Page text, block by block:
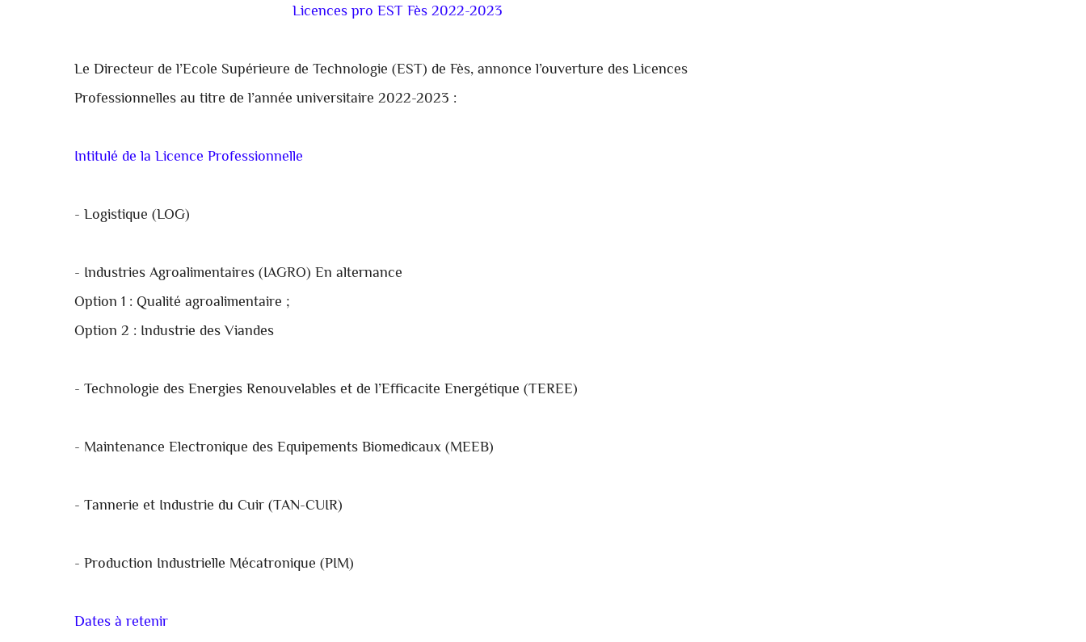
Licences pro EST Fès 2022-2023
Le Directeur de l’Ecole Supérieure de Technologie (EST) de Fès, annonce l’ouverture des Licences
Professionnelles au titre de l’année universitaire 2022-2023 :
Intitulé de la Licence Professionnelle
- Logistique (LOG)
- Industries Agroalimentaires (IAGRO) En alternance
Option 1 : Qualité agroalimentaire ;
Option 2 : Industrie des Viandes
- Technologie des Energies Renouvelables et de l’Efficacite Energétique (TEREE)
- Maintenance Electronique des Equipements Biomedicaux (MEEB)
- Tannerie et Industrie du Cuir (TAN-CUIR)
- Production Industrielle Mécatronique (PIM)
Dates à retenir